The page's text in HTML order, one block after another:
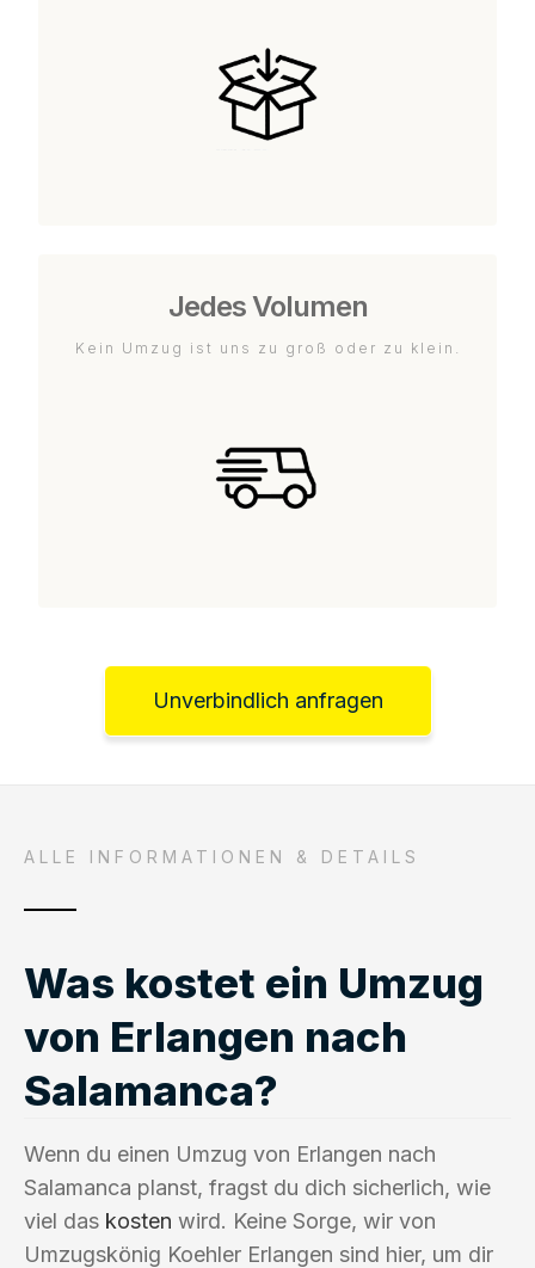
Jedes Volumen
Kein Umzug ist uns zu groß oder zu klein.
Unverbindlich anfragen
ALLE INFORMATIONEN & DETAILS
Was kostet ein Umzug
von Erlangen nach
Salamanca?
Wenn du einen Umzug von Erlangen nach
Salamanca planst, fragst du dich sicherlich, wie
viel das kosten wird. Keine Sorge, wir von
Umzugskönig Koehler Erlangen sind hier, um dir